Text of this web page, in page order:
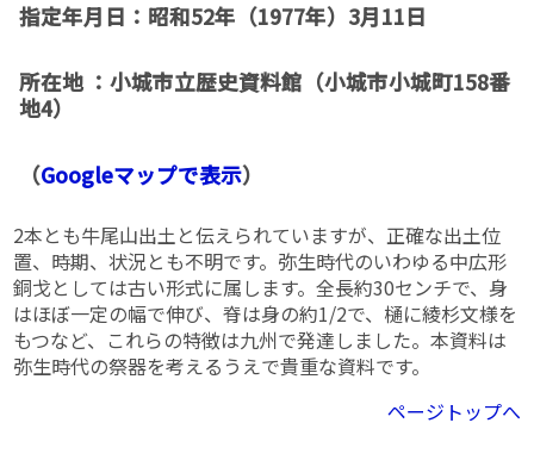
指定年月日：昭和52年（1977年）3月11日
所在地 ：小城市立歴史資料館（小城市小城町158番
地4）
（Googleマップで表示）
2本とも牛尾山出土と伝えられていますが、正確な出土位
置、時期、状況とも不明です。弥生時代のいわゆる中広形
銅戈としては古い形式に属します。全長約30センチで、身
はほぼ一定の幅で伸び、脊は身の約1/2で、樋に綾杉文様を
もつなど、これらの特徴は九州で発達しました。本資料は
弥生時代の祭器を考えるうえで貴重な資料です。
ページトップへ